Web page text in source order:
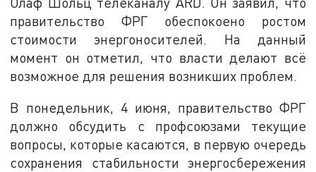
правительство ФРГ обеспокоено ростом
стоимости энергоносителей. На данный
момент он отметил, что власти делают всё
возможное для решения возникших проблем.
В понедельник, 4 июня, правительство ФРГ
должно обсудить с профсоюзами текущие
вопросы, которые касаются, в первую очередь
сохранения стабильности энергосбережения